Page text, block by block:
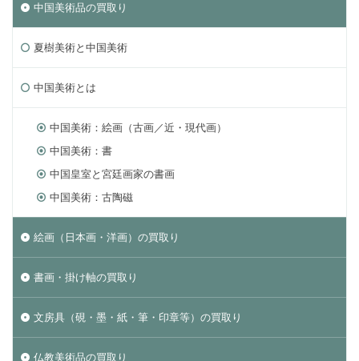
中国美術品の買取り
夏樹美術と中国美術
中国美術とは
中国美術：絵画（古画／近・現代画）
中国美術：書
中国皇室と宮廷画家の書画
中国美術：古陶磁
絵画（日本画・洋画）の買取り
書画・掛け軸の買取り
文房具（硯・墨・紙・筆・印章等）の買取り
仏教美術品の買取り